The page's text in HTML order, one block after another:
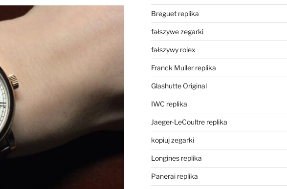
Breguet replika
fałszywe zegarki
fałszywy rolex
Franck Muller replika
Glashutte Original
IWC replika
Jaeger-LeCoultre replika
kopiuj zegarki
Longines replika
Panerai replika